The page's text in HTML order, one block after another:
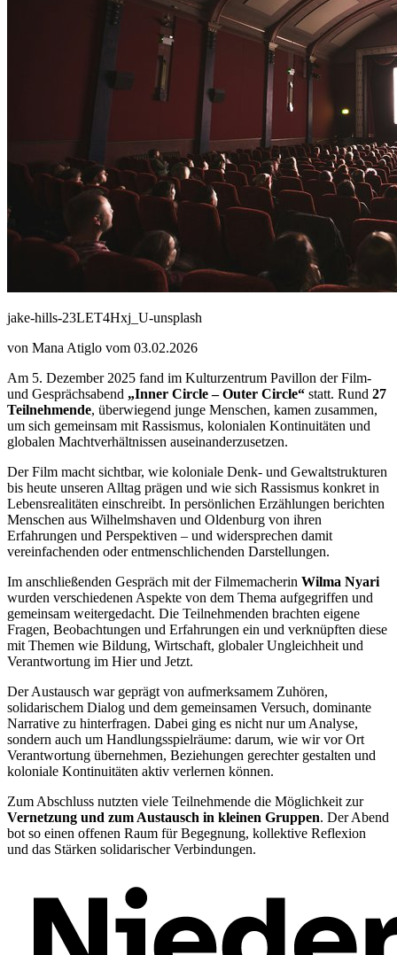
jake-hills-23LET4Hxj_U-unsplash
von Mana Atiglo vom 03.02.2026
Am 5. Dezember 2025 fand im Kulturzentrum Pavillon der Film-
und Gesprächsabend „Inner Circle – Outer Circle“ statt. Rund 27
Teilnehmende, überwiegend junge Menschen, kamen zusammen,
um sich gemeinsam mit Rassismus, kolonialen Kontinuitäten und
globalen Machtverhältnissen auseinanderzusetzen.
Der Film macht sichtbar, wie koloniale Denk- und Gewaltstrukturen
bis heute unseren Alltag prägen und wie sich Rassismus konkret in
Lebensrealitäten einschreibt. In persönlichen Erzählungen berichten
Menschen aus Wilhelmshaven und Oldenburg von ihren
Erfahrungen und Perspektiven – und widersprechen damit
vereinfachenden oder entmenschlichenden Darstellungen.
Im anschließenden Gespräch mit der Filmemacherin Wilma Nyari
wurden verschiedenen Aspekte von dem Thema aufgegriffen und
gemeinsam weitergedacht. Die Teilnehmenden brachten eigene
Fragen, Beobachtungen und Erfahrungen ein und verknüpften diese
mit Themen wie Bildung, Wirtschaft, globaler Ungleichheit und
Verantwortung im Hier und Jetzt.
Der Austausch war geprägt von aufmerksamem Zuhören,
solidarischem Dialog und dem gemeinsamen Versuch, dominante
Narrative zu hinterfragen. Dabei ging es nicht nur um Analyse,
sondern auch um Handlungsspielräume: darum, wie wir vor Ort
Verantwortung übernehmen, Beziehungen gerechter gestalten und
koloniale Kontinuitäten aktiv verlernen können.
Zum Abschluss nutzten viele Teilnehmende die Möglichkeit zur
Vernetzung und zum Austausch in kleinen Gruppen. Der Abend
bot so einen offenen Raum für Begegnung, kollektive Reflexion
und das Stärken solidarischer Verbindungen.